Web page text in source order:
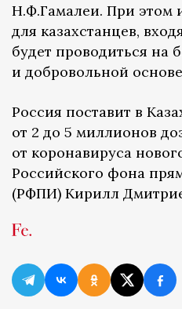
Н.Ф.Гамалеи. При этом
для казахстанцев,
будет проводиться на
и добровольной
Россия поставит в
от 2 до 5 миллионов
от коронавируса
Российского фона
(РФПИ) Кирилл